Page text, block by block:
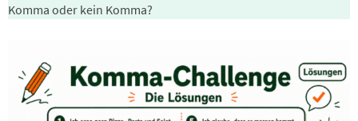
Komma oder kein Komma?